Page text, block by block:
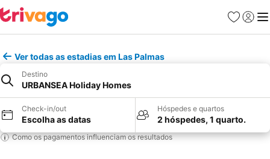
Favoritos
Iniciar
Ver todas as estadias em Las Palmas
Destino
URBANSEA Holiday Homes
Check-in/out
Escolha as datas
Hóspedes e quartos
2 hóspedes, 1 quarto.
Como os pagamentos influenciam os resultados